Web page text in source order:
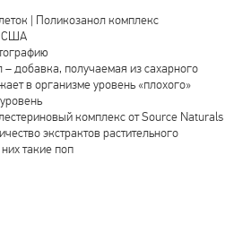
| Поликозанол комплекс
США
добавка, получаемая из сахарного
в организме уровень «плохого»
комплекс от Source Naturals
экстрактов растительного
такие поп